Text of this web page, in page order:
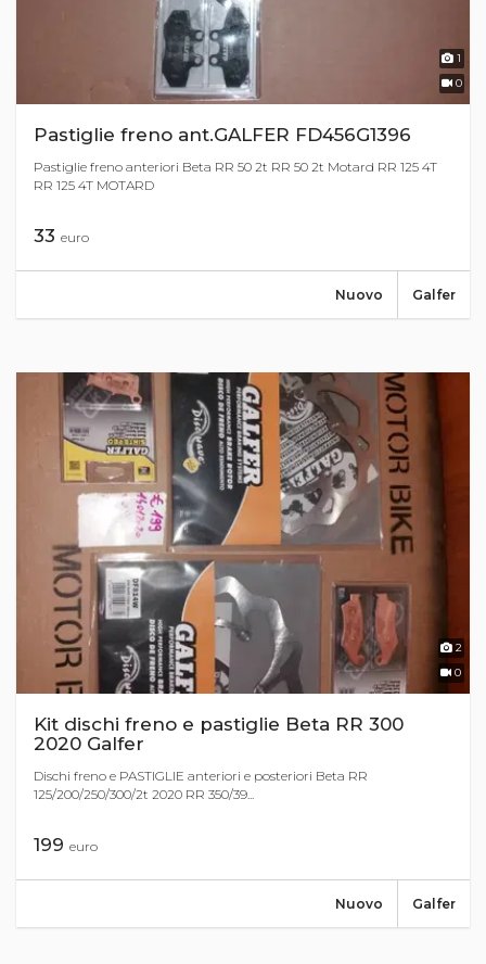
1
0
Pastiglie freno ant.GALFER FD456G1396
Pastiglie freno anteriori Beta RR 50 2t RR 50 2t Motard RR 125 4T
RR 125 4T MOTARD
33 euro
Galfer
Nuovo
2
0
Kit dischi freno e pastiglie Beta RR 300
2020 Galfer
Dischi freno e PASTIGLIE anteriori e posteriori Beta RR
125/200/250/300/2t 2020 RR 350/39...
199 euro
Galfer
Nuovo